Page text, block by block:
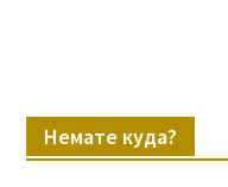
Немате куда?